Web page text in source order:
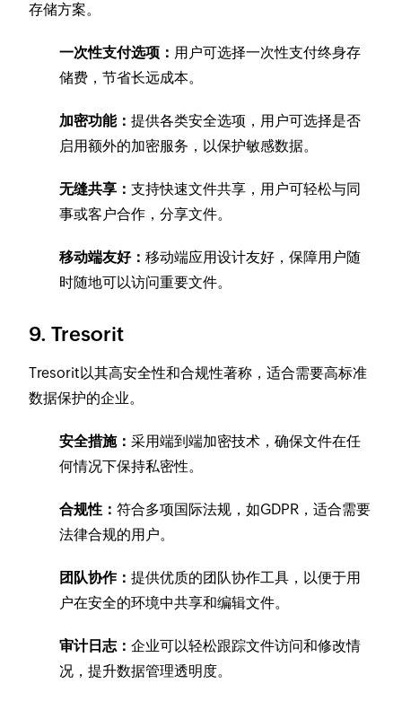
存储方案。
一次性支付选项： 用户可选择一次性支付终身存
储费，节省长远成本。
加密功能：提供各类安全选项，用户可选择是否
启用额外的加密服务，以保护敏感数据。
无缝共享：支持快速文件共享，用户可轻松与同
事或客户合作，分享文件。
移动端友好：移动端应用设计友好，保障用户随
时随地可以访问重要文件。
9. Tresorit
Tresorit以其高安全性和合规性著称，适合需要高标准
数据保护的企业。
安全措施：采用端到端加密技术，确保文件在任
何情况下保持私密性。
合规性：符合多项国际法规，如GDPR，适合需要
法律合规的用户。
团队协作：提供优质的团队协作工具，以便于用
户在安全的环境中共享和编辑文件。
审计日志：企业可以轻松跟踪文件访问和修改情
况，提升数据管理透明度。